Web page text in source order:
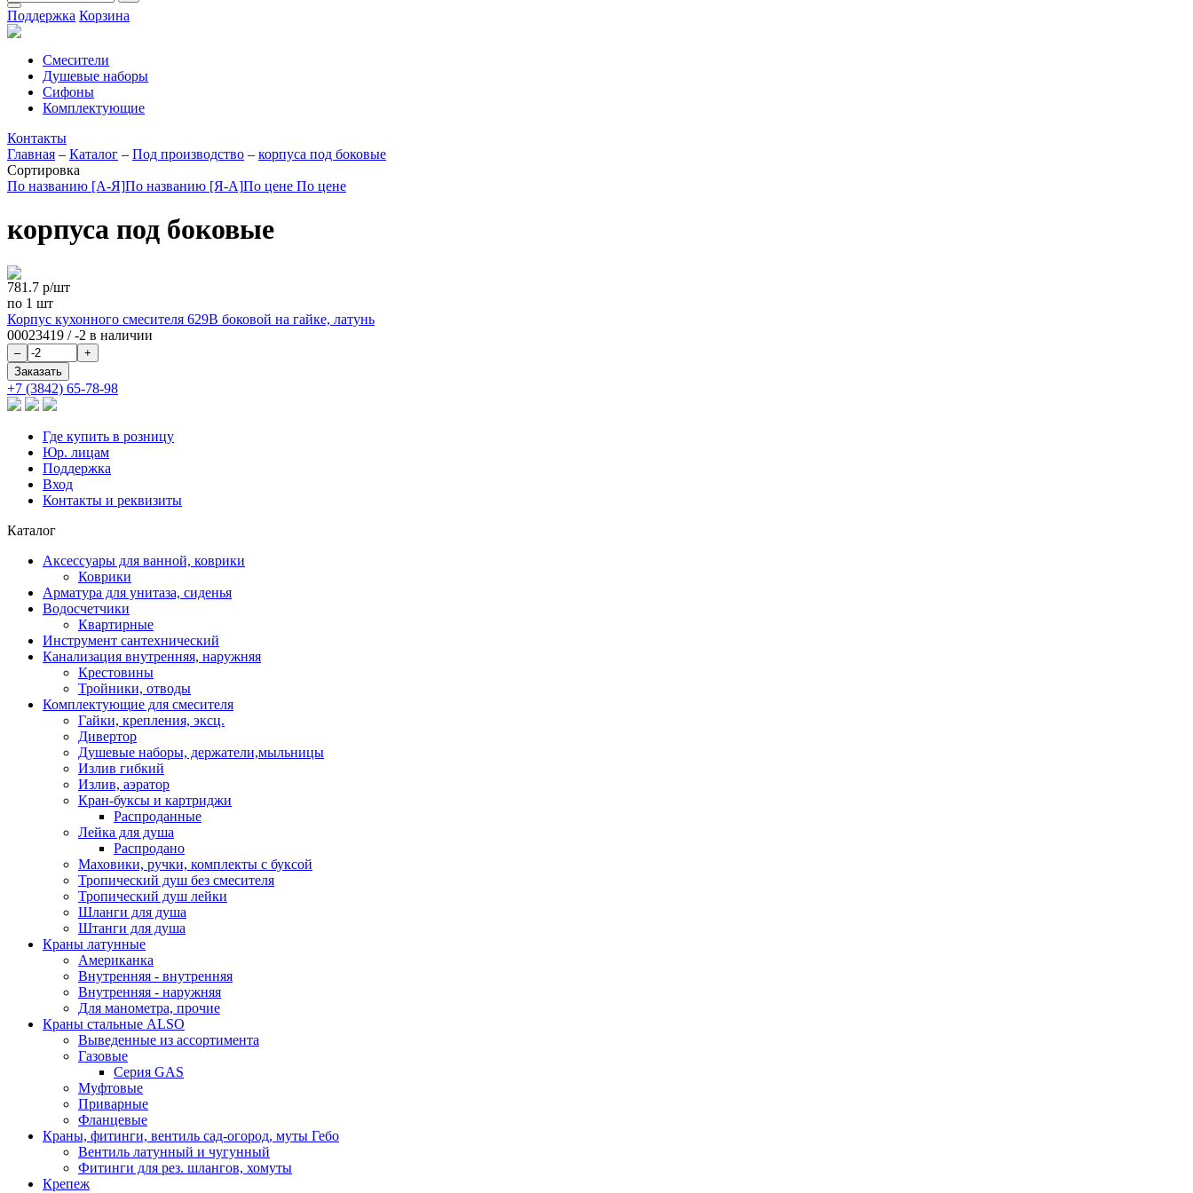
Поддержка Корзина
Смесители
Душевые наборы
Сифоны
Комплектующие
Контакты
Главная – Каталог – Под производство – корпуса под боковые
Сортировка
По названию [А-Я]По названию [Я-А]По цене По цене
корпуса под боковые
781.7 р/шт
по 1 шт
Корпус кухонного смесителя 629B боковой на гайке, латунь
00023419 /-2 в наличии
+7 (3842) 65-78-98
Где купить в розницу
Юр. лицам
Поддержка
Вход
Контакты и реквизиты
Каталог
Аксессуары для ванной, коврики
Коврики
Арматура для унитаза, сиденья
Водосчетчики
Квартирные
Инструмент сантехнический
Канализация внутренняя, наружняя
Крестовины
Тройники, отводы
Комплектующие для смесителя
Гайки, крепления, эксц.
Дивертор
Душевые наборы, держатели,мыльницы
Излив гибкий
Излив, аэратор
Кран-буксы и картриджи
Распроданные
Лейка для душа
Распродано
Маховики, ручки, комплекты с буксой
Тропический душ без смесителя
Тропический душ лейки
Шланги для душа
Штанги для душа
Краны латунные
Американка
Внутренняя - внутренняя
Внутренняя - наружняя
Для манометра, прочие
Краны стальные ALSO
Выведенные из ассортимента
Газовые
Серия GAS
Муфтовые
Приварные
Фланцевые
Краны, фитинги, вентиль сад-огород, муты Гебо
Вентиль латунный и чугунный
Фитинги для рез. шлангов, хомуты
Крепеж